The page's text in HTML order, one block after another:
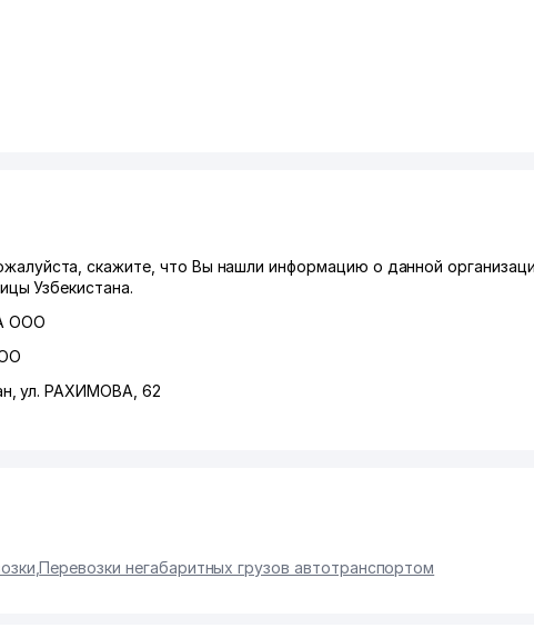
скажите, что Вы нашли информацию о данной
Узбекистана.
ООО
,ул. РАХИМОВА , 62
,Перевозки негабаритных грузов автотранспортом